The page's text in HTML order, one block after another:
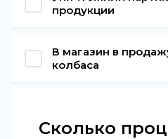
продукции
В магазин в
колбаса
Сколько